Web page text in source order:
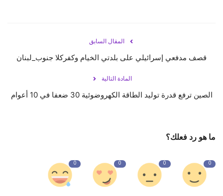
المقال السابق
قصف مدفعي إسرائيلي على بلدتي الخيام وكفركلا ‎جنوب_لبنان
المادة التالية
الصين ترفع قدرة توليد الطاقة الكهروضوئية 30 ضعفا في 10 أعوام
ما هو رد فعلك؟
0
0
0
0